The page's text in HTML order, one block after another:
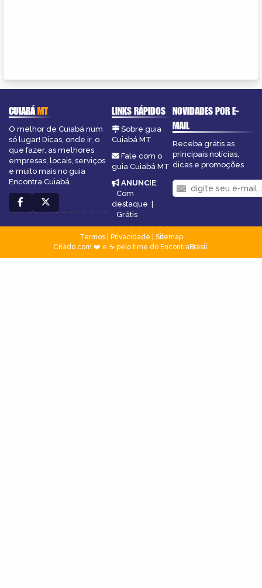
CUIABÁMT
O melhor de Cuiabá num
só lugar! Dicas, onde ir, o
que fazer, as melhores
empresas, locais, serviços
e muito mais no guia
Encontra Cuiabá.
LINKS RÁPIDOS
Sobre guia
Cuiabá MT
Fale com o
guia Cuiabá MT
ANUNCIE:
Com
destaque |
Grátis
NOVIDADES POR E-
MAIL
Receba grátis as
principais notícias,
dicas e promoções
Termos| Privacidade
Sitemap
Criado com ❤️ e ☕ pelo time do EncontraBrasil